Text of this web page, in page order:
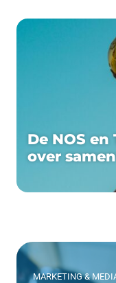
De NOS
over
MARKETING &